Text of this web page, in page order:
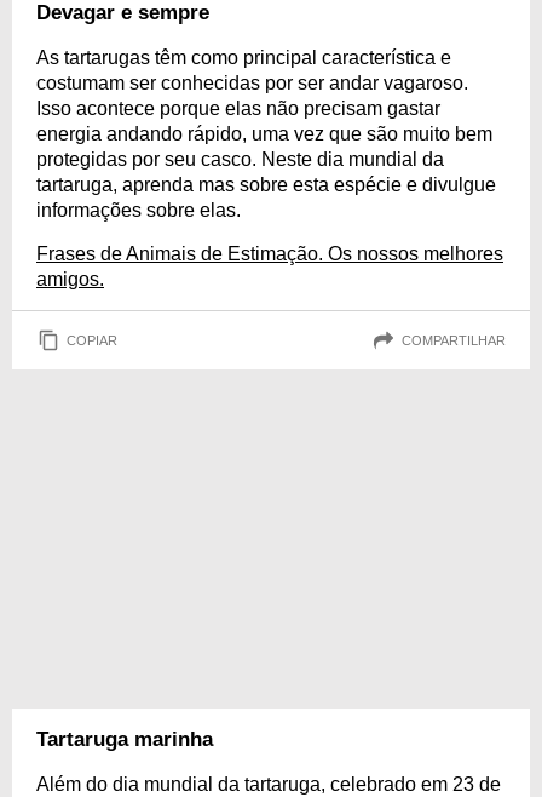
Devagar e sempre
As tartarugas têm como principal característica e
costumam ser conhecidas por ser andar vagaroso.
Isso acontece porque elas não precisam gastar
energia andando rápido, uma vez que são muito bem
protegidas por seu casco. Neste dia mundial da
tartaruga, aprenda mas sobre esta espécie e divulgue
informações sobre elas.
Frases de Animais de Estimação. Os nossos melhores
amigos.
COPIAR COMPARTILHAR
Tartaruga marinha
Além do dia mundial da tartaruga, celebrado em 23 de